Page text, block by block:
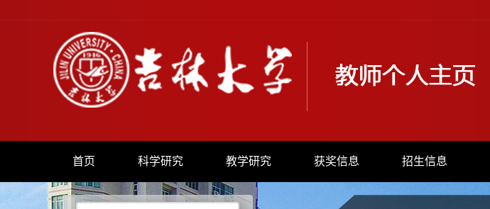
首页 科学研究 教学研究 获奖信息 招生信息